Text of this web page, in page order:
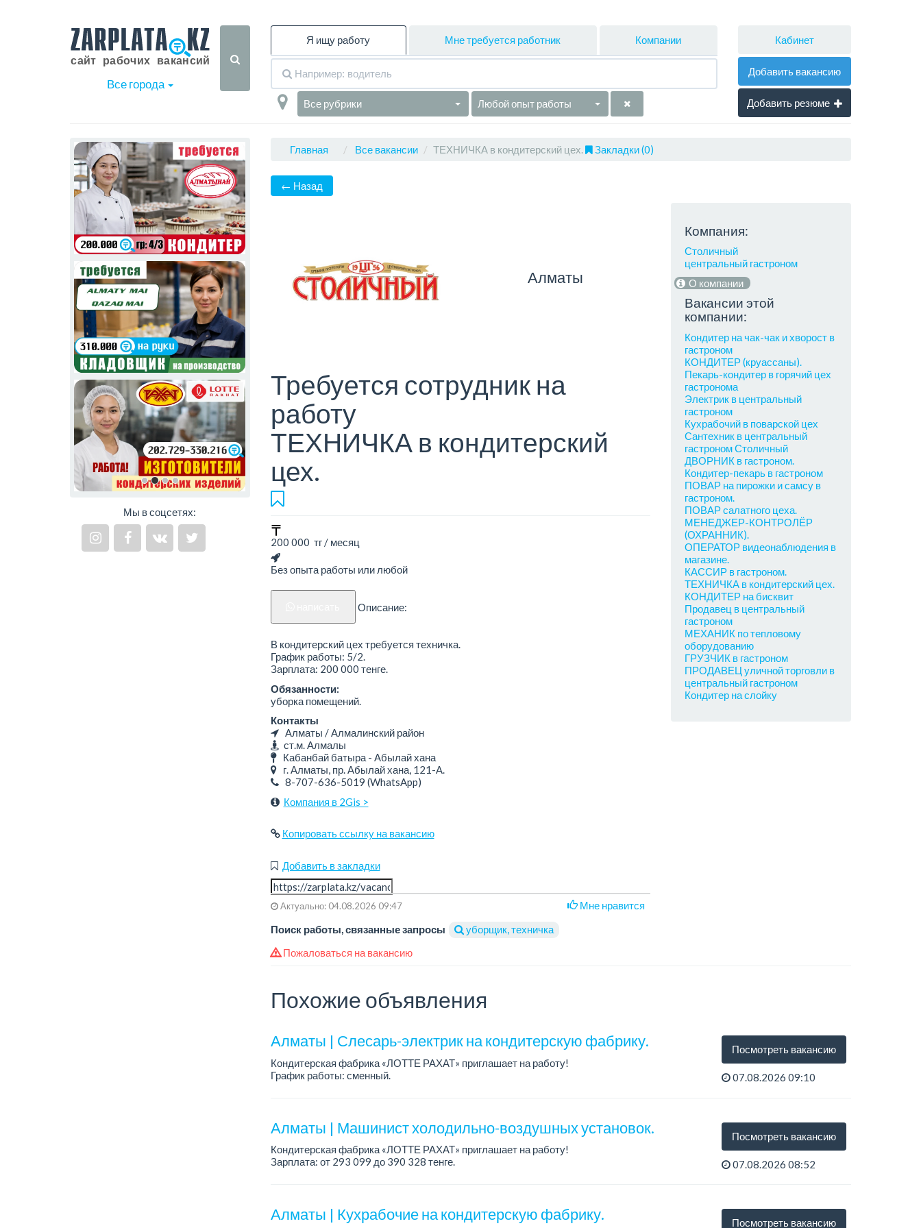
Все города
Я ищу работу Мне требуется работник Компании
Все рубрики Любой опыт работы
Кабинет
Добавить вакансию
Добавить резюме
Мы в соцсетях:
Главная Все вакансии ТЕХНИЧКА в кондитерский цех. Закладки (0)
← Назад
Алматы
Требуется сотрудник на
работу
ТЕХНИЧКА в кондитерский
цех.
200 000 тг / месяц
Без опыта работы или любой
Описание:
В кондитерский цех требуется техничка.
График работы: 5/2.
Зарплата: 200 000 тенге.
Обязанности:
уборка помещений.
Контакты
Алматы / Алмалинский район
ст.м. Алмалы
Кабанбай батыра - Абылай хана
г. Алматы, пр. Абылай хана, 121-А.
8-707-636-5019 (WhatsApp)
Компания в 2Gis >
Копировать ссылку на вакансию
Добавить в закладки
Актуально: 04.08.2026 09:47
Мне нравится
Поиск работы, связанные запросы
уборщик, техничка
Компания:
Столичный
центральный гастроном
О компании
Вакансии этой
компании:
Кондитер на чак-чак и хворост в
гастроном
КОНДИТЕР (круассаны).
Пекарь-кондитер в горячий цех
гастронома
Электрик в центральный
гастроном
Кухрабочий в поварской цех
Сантехник в центральный
гастроном Столичный
ДВОРНИК в гастроном.
Кондитер-пекарь в гастроном
ПОВАР на пирожки и самсу в
гастроном.
ПОВАР салатного цеха.
МЕНЕДЖЕР-КОНТРОЛЁР
(ОХРАННИК).
ОПЕРАТОР видеонаблюдения в
магазине.
КАССИР в гастроном.
ТЕХНИЧКА в кондитерский цех.
КОНДИТЕР на бисквит
Продавец в центральный
гастроном
МЕХАНИК по тепловому
оборудованию
ГРУЗЧИК в гастроном
ПРОДАВЕЦ уличной торговли в
центральный гастроном
Кондитер на слойку
Пожаловаться на вакансию
Похожие объявления
Алматы | Слесарь-электрик на кондитерскую фабрику.
Кондитерская фабрика «ЛОТТЕ РАХАТ» приглашает на работу!
График работы: сменный.
Посмотреть вакансию
07.08.2026 09:10
Алматы | Машинист холодильно-воздушных установок.
Кондитерская фабрика «ЛОТТЕ РАХАТ» приглашает на работу!
Зарплата: от 293 099 до 390 328 тенге.
Посмотреть вакансию
07.08.2026 08:52
Алматы | Кухрабочие на кондитерскую фабрику. Посмотреть вакансию